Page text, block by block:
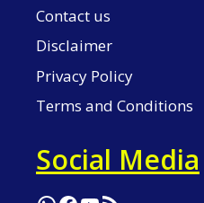
Contact us
Disclaimer
Privacy Policy
Terms and Conditions
Social Media